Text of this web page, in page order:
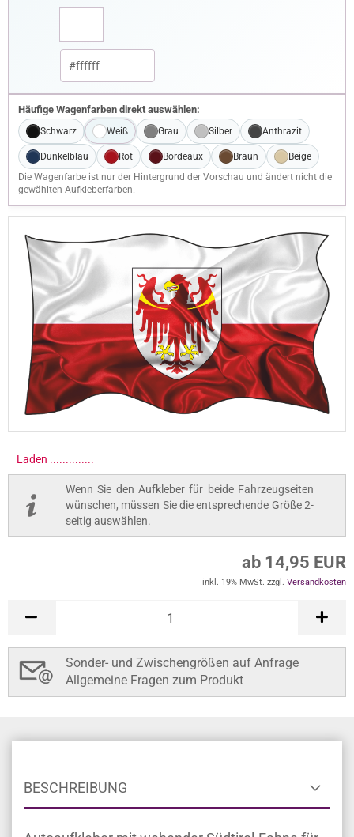
Häufige Wagenfarben direkt auswählen:
Schwarz Weiß Grau Silber Anthrazit
Dunkelblau Rot Bordeaux Braun
Beige
Die Wagenfarbe ist nur der Hintergrund der Vorschau und ändert nicht die
gewählten Aufkleberfarben.
Wenn Sie den Aufkleber für beide Fahrzeugseiten
wünschen, müssen Sie die entsprechende Größe 2-
seitig auswählen.
ab 14,95 EUR
inkl. 19% MwSt. zzgl. Versandkosten
In den Warenkorb